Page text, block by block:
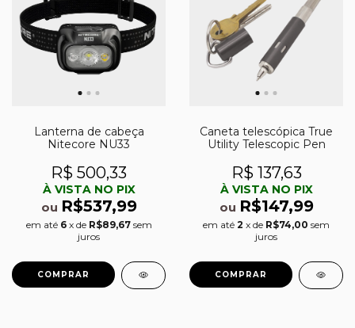
Lanterna de cabeça
Nitecore NU33
R$ 500,33
À VISTA NO PIX
ou R$537,99
em até 6 x de R$89,67 sem
juros
Caneta telescópica True
Utility Telescopic Pen
R$ 137,63
À VISTA NO PIX
ou R$147,99
em até 2 x de R$74,00 sem
juros